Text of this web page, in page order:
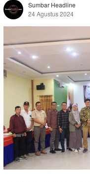
Sumbar Headline
24 Agustus 2024